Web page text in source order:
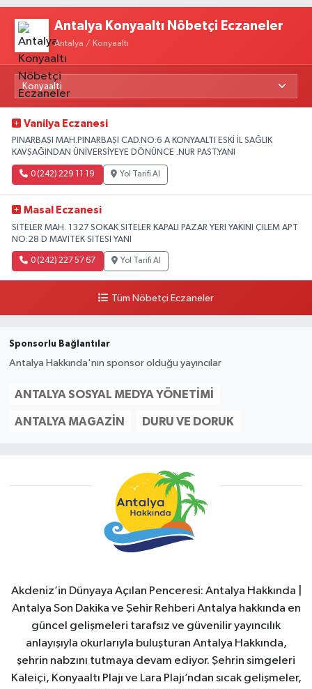
Antalya Konyaaltı Nöbetçi Eczaneler
Antalya / Konyaaltı
Vanilya Eczanesi
PINARBAŞI MAH.PINARBAŞI CAD.NO:6 A KONYAALTI ESKİ İL SAĞLIK
KAVŞAĞINDAN ÜNİVERSİYEYE DÖNÜNCE .NUR PAST.YANI
0 (242) 229 11 19 Yol Tarifi Al
Masal Eczanesi
SITELER MAH. 1327 SOKAK SITELER KAPALI PAZAR YERI YAKINI ÇILEM APT
NO:28 D MAVITEK SITESI YANI
0 (242) 227 57 67 Yol Tarifi Al
Tüm Nöbetçi Eczaneler
Sponsorlu Bağlantılar
Antalya Hakkında'nın sponsor olduğu yayıncılar
ANTALYA SOSYAL MEDYA YÖNETIMI
ANTALYA MAGAZIN DURU VE DORUK
Akdeniz’in Dünyaya Açılan Penceresi: Antalya Hakkında |
Antalya Son Dakika ve Şehir Rehberi Antalya hakkında en
güncel gelişmeleri tarafsız ve güvenilir yayıncılık
anlayışıyla okurlarıyla buluşturan Antalya Hakkında,
şehrin nabzını tutmaya devam ediyor. Şehrin simgeleri
Kaleiçi, Konyaaltı Plajı ve Lara Plajı’ndan sıcak gelişmeler,